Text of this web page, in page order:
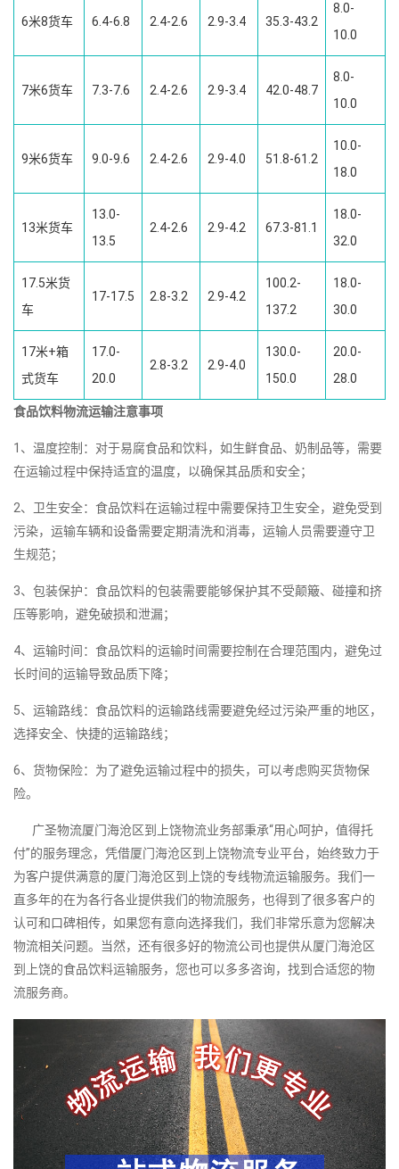
6米8货车 6.4-6.8 2.4-2.6 2.9-3.4 35.3-43.2
8.0-
10.0
7米6货车 7.3-7.6 2.4-2.6 2.9-3.4 42.0-48.7
8.0-
10.0
9米6货车 9.0-9.6 2.4-2.6 2.9-4.0 51.8-61.2
10.0-
18.0
13米货车
13.0-
13.5
2.4-2.6 2.9-4.2 67.3-81.1
18.0-
32.0
17.5米货
车
17-17.5 2.8-3.2 2.9-4.2
100.2-
137.2
18.0-
30.0
17米+箱
式货车
17.0-
20.0
2.8-3.2 2.9-4.0
130.0-
150.0
20.0-
28.0
食品饮料物流运输注意事项
1、温度控制：对于易腐食品和饮料，如生鲜食品、奶制品等，需要
在运输过程中保持适宜的温度，以确保其品质和安全；
2、卫生安全：食品饮料在运输过程中需要保持卫生安全，避免受到
污染，运输车辆和设备需要定期清洗和消毒，运输人员需要遵守卫
生规范；
3、包装保护：食品饮料的包装需要能够保护其不受颠簸、碰撞和挤
压等影响，避免破损和泄漏；
4、运输时间：食品饮料的运输时间需要控制在合理范围内，避免过
长时间的运输导致品质下降；
5、运输路线：食品饮料的运输路线需要避免经过污染严重的地区，
选择安全、快捷的运输路线；
6、货物保险：为了避免运输过程中的损失，可以考虑购买货物保
险。
广圣物流厦门海沧区到上饶物流业务部秉承“用心呵护，值得托
付”的服务理念，凭借厦门海沧区到上饶物流专业平台，始终致力于
为客户提供满意的厦门海沧区到上饶的专线物流运输服务。我们一
直多年的在为各行各业提供我们的物流服务，也得到了很多客户的
认可和口碑相传，如果您有意向选择我们，我们非常乐意为您解决
物流相关问题。当然，还有很多好的物流公司也提供从厦门海沧区
到上饶的食品饮料运输服务，您也可以多多咨询，找到合适您的物
流服务商。